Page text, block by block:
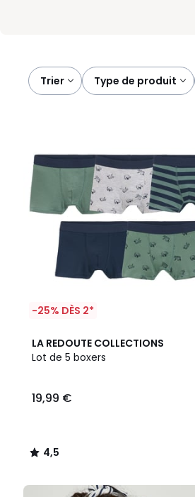
Trier type de produit
-25% DÈS 2*
LA REDOUTE COLLECTIONS
Lot de 5 boxers
€.
19,99 €
4,5
/ 5
4,5
/